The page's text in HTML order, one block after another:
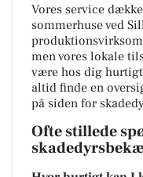
Vores service
sommerhuse ved
men vores lokale
være hos dig
altid finde en
på siden for
Ofte stillede